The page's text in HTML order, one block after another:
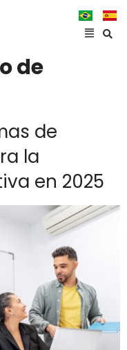
de
de
la
en 2025